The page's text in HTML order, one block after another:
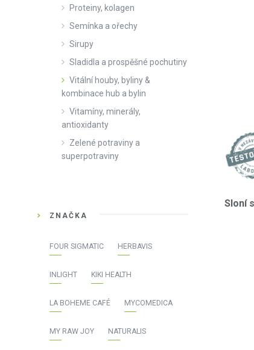
Sloní
Proteiny, kolagen
Semínka a ořechy
Sirupy
Sladidla a prospěšné pochutiny
Vitální houby, byliny &
kombinace hub a bylin
Vitamíny, minerály,
antioxidanty
Zelené potraviny a
superpotraviny
ZNAČKA
FOUR SIGMATIC HERBAVIS
INLIGHT KIKI HEALTH
LA BOHEME CAFÉ MYCOMEDICA
MY RAW JOY NATURALIS